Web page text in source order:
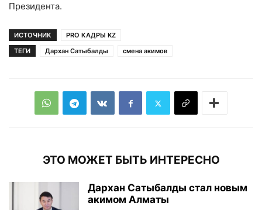
Президента.
ИСТОЧНИК
PRO КАДРЫ KZ
ТЕГИ
Дархан Сатыбалды смена акимов
ЭТО МОЖЕТ БЫТЬ ИНТЕРЕСНО
Дархан Сатыбалды стал новым
акимом Алматы